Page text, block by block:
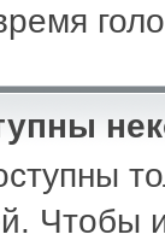
Чтобы